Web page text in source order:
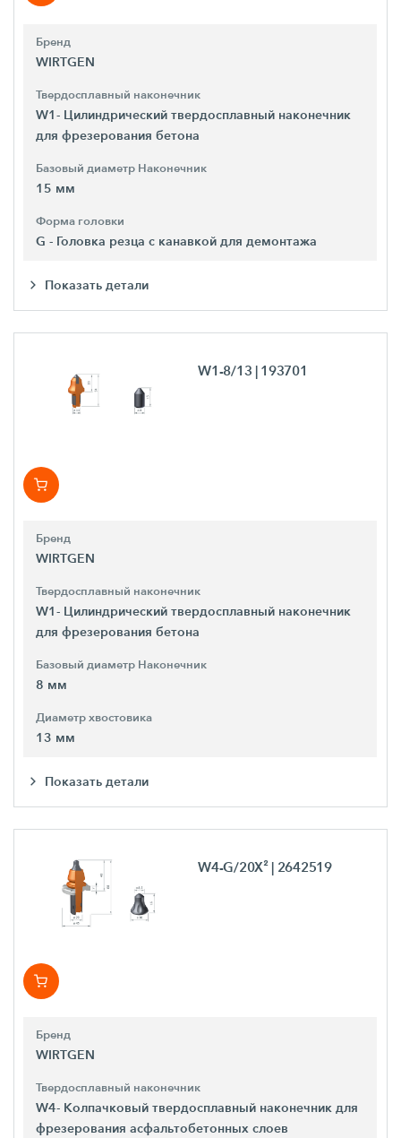
Бренд
WIRTGEN
Твердосплавный наконечник
W1- Цилиндрический твердосплавный наконечник
для фрезерования бетона
Базовый диаметр Наконечник
15 мм
Форма головки
G - Головка резца с канавкой для демонтажа
Показать детали
W1-8/13 | 193701
Бренд
WIRTGEN
Твердосплавный наконечник
W1- Цилиндрический твердосплавный наконечник
для фрезерования бетона
Базовый диаметр Наконечник
8 мм
Диаметр хвостовика
13 мм
Показать детали
W4-G/20X² | 2642519
Бренд
WIRTGEN
Твердосплавный наконечник
W4- Колпачковый твердосплавный наконечник для
фрезерования асфальтобетонных слоев